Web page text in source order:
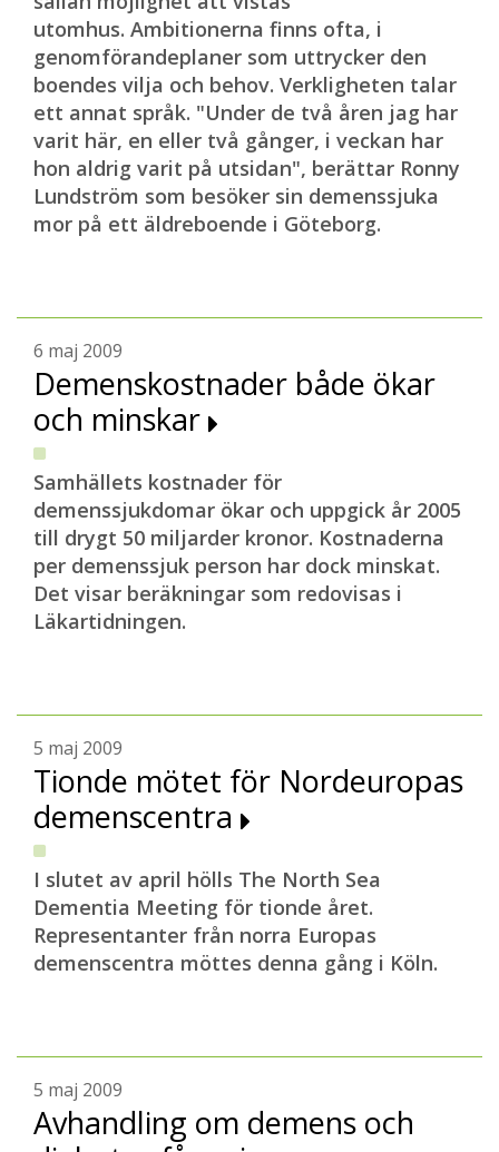
utomhus. Ambitionerna finns ofta, i
genomförandeplaner som uttrycker den
boendes vilja och behov. Verkligheten talar
ett annat språk. "Under de två åren jag har
varit här, en eller två gånger, i veckan har
hon aldrig varit på utsidan", berättar Ronny
Lundström som besöker sin demenssjuka
mor på ett äldreboende i Göteborg.
6 maj 2009
Demenskostnader både ökar
och minskar
Samhällets kostnader för
demenssjukdomar ökar och uppgick år 2005
till drygt 50 miljarder kronor. Kostnaderna
per demenssjuk person har dock minskat.
Det visar beräkningar som redovisas i
Läkartidningen.
5 maj 2009
Tionde mötet för Nordeuropas
demenscentra
I slutet av april hölls The North Sea
Dementia Meeting för tionde året.
Representanter från norra Europas
demenscentra möttes denna gång i Köln.
5 maj 2009
Avhandling om demens och